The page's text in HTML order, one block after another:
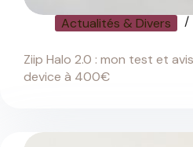
Actualités & Divers
Ziip Halo 2.0 : mon test et
device à 400€